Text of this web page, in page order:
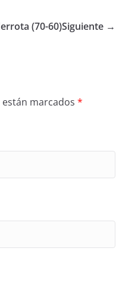
(70-60)Siguiente →
marcados *